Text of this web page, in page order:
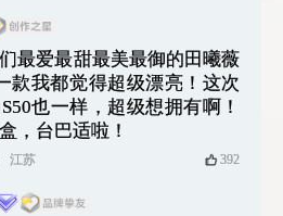
最爱最甜最美最御的田曦薇
款我都觉得超级漂亮！这次
也一样，超级想拥有啊！
，台巴适啦！
江苏 392